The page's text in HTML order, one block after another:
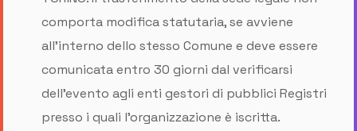
comporta modifica statutaria, se avviene
all’interno dello stesso Comune e deve essere
comunicata entro 30 giorni dal verificarsi
dell'evento agli enti gestori di pubblici Registri
presso i quali l'organizzazione è iscritta.